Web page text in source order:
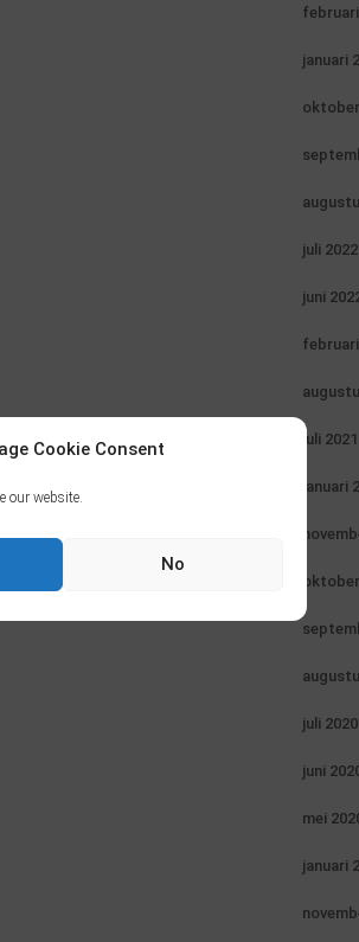
Cookie Consent
our website.
No
januari
juli 2022
juni
juli 2021
januari
juli 2020
juni
mei
januari